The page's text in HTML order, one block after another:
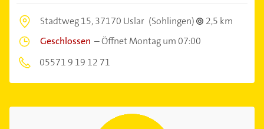
Stadtweg 15,37170 Uslar (Sohlingen)
2,5 km
Geschlossen –Öffnet Montag um 07:00
05571 9 19 12 71